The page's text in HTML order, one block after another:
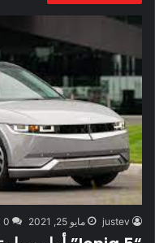
justev مايو 25, 2021 0